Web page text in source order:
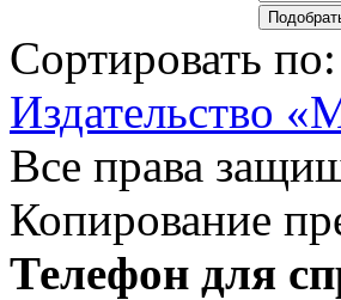
Сортировать по:
Издательство
Все права
Копирование
Телефон для